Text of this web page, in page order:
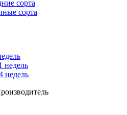
сорта
сорта
недель
недель